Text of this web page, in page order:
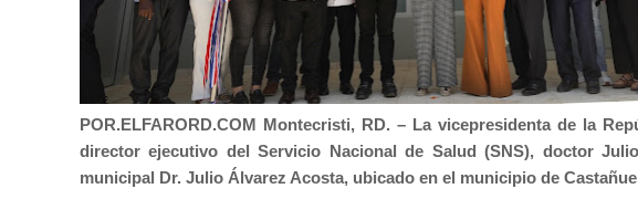
POR.ELFARORD.COM Montecristi, RD. – La vicepresidenta de la
director ejecutivo del Servicio Nacional de Salud (SNS), doctor
municipal Dr. Julio Álvarez Acosta, ubicado en el municipio de